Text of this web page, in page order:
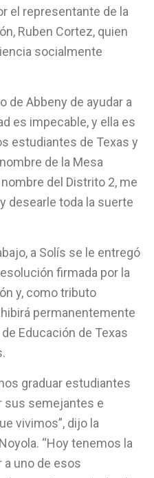
el representante de la
Ruben Cortez, quien
socialmente
de Abbeny de ayudar a
es impecable, y ella es
estudiantes de Texas y
de la Mesa
del Distrito 2, me
desearle toda la suerte
a Solís se le entregó
firmada por la
y, como tributo
permanentemente
Educación de Texas
graduar estudiantes
sus semejantes e
vivimos”, dijo la
“Hoy tenemos la
uno de esos